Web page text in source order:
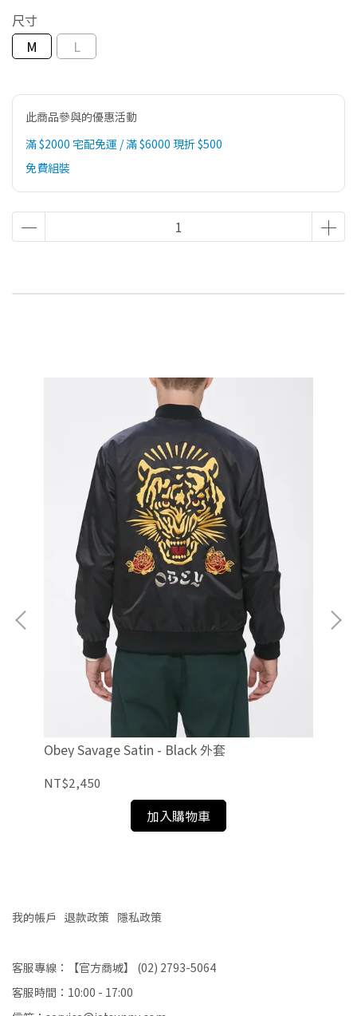
尺寸
M
L
此商品參與的優惠活動
滿 $2000 宅配免運 / 滿 $6000 現折 $500
免費組裝
Obey Savage Satin - Black 外套
NT$2,450
加入購物車
我的帳戶 退款政策 隱私政策
客服專線：【官方商城】 (02) 2793-5064
客服時間：10:00 - 17:00